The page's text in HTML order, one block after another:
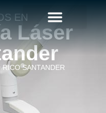
EN
Láser
SANTANDER